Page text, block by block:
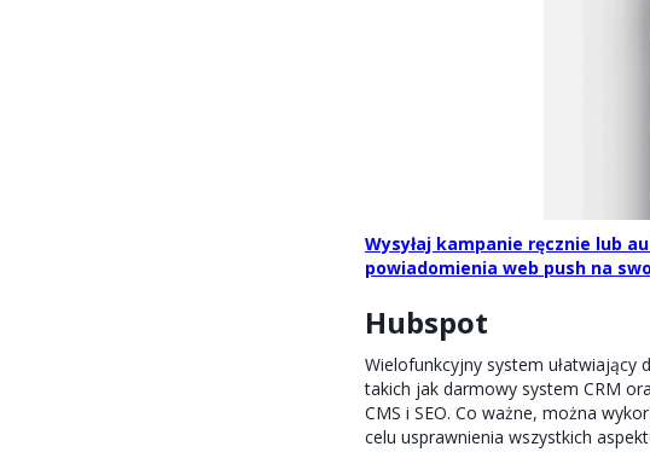
Wysyłaj kampanie ręcznie lub
powiadomienia web push na
Hubspot
Wielofunkcyjny system ułatwiający
takich jak darmowy system CRM
CMS i SEO. Co ważne, można
celu usprawnienia wszystkich